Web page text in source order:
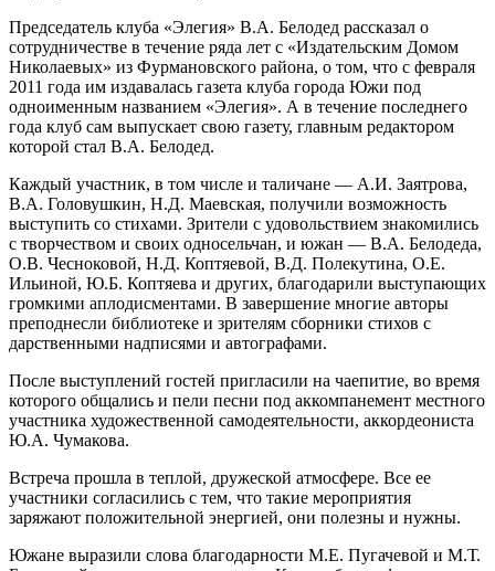
Председатель клуба «Элегия» В.А. Белодед рассказал о
сотрудничестве в течение ряда лет с «Издательским Домом
Николаевых» из Фурмановского района, о том, что с февраля
2011 года им издавалась газета клуба города Южи под
одноименным названием «Элегия». А в течение последнего
года клуб сам выпускает свою газету, главным редактором
которой стал В.А. Белодед.
Каждый участник, в том числе и таличане — А.И. Заятрова,
В.А. Головушкин, Н.Д. Маевская, получили возможность
выступить со стихами. Зрители с удовольствием знакомились
с творчеством и своих односельчан, и южан — В.А. Белодеда,
О.В. Чесноковой, Н.Д. Коптяевой, В.Д. Полекутина, О.Е.
Ильиной, Ю.Б. Коптяева и других, благодарили выступающих
громкими аплодисментами. В завершение многие авторы
преподнесли библиотеке и зрителям сборники стихов с
дарственными надписями и автографами.
После выступлений гостей пригласили на чаепитие, во время
которого общались и пели песни под аккомпанемент местного
участника художественной самодеятельности, аккордеониста
Ю.А. Чумакова.
Встреча прошла в теплой, дружеской атмосфере. Все ее
участники согласились с тем, что такие мероприятия
заряжают положительной энергией, они полезны и нужны.
Южане выразили слова благодарности М.Е. Пугачевой и М.Т.